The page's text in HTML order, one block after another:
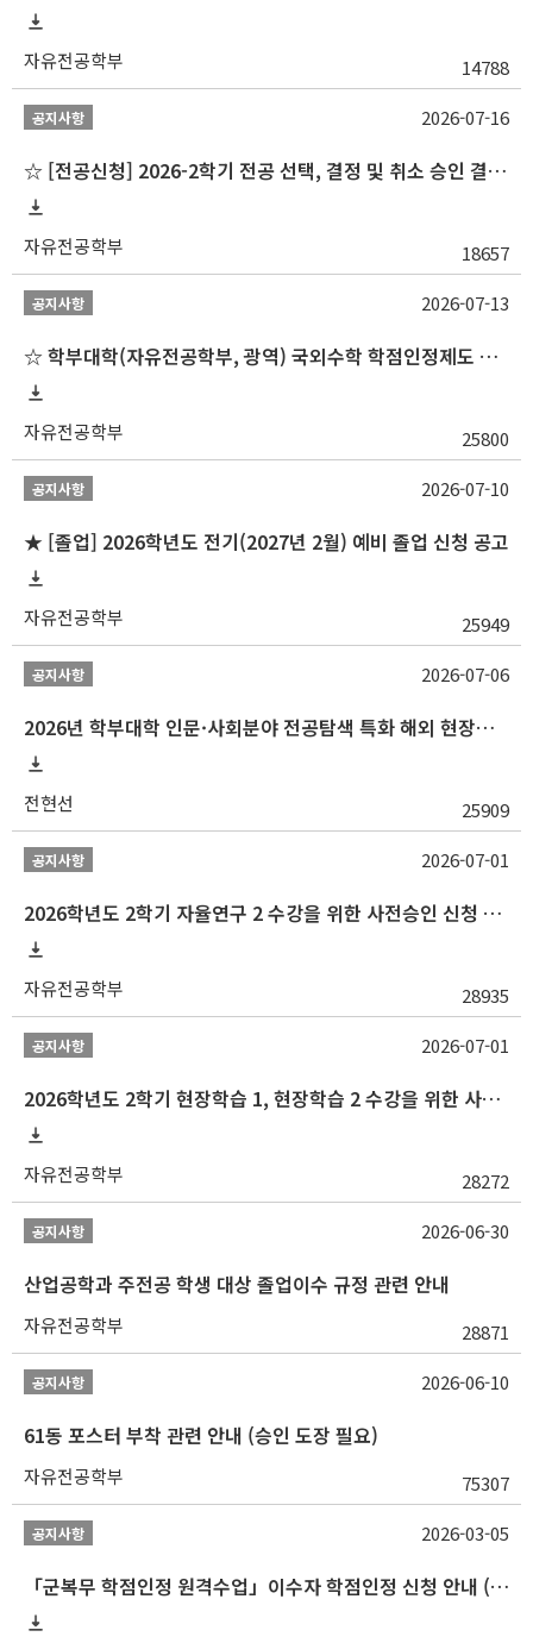
자유전공학부 14788
공지사항
☆ [전공신청] 2026-2학기 전공 선택, 결정 및 취소 승인 결과 알림(심화전공 포함)
자유전공학부 18657
2026-07-16
공지사항
☆ 학부대학(자유전공학부, 광역) 국외수학 학점인정제도 변경 안내(2027-1학기 파견학생부터)
자유전공학부 25800
2026-07-13
공지사항
★ [졸업] 2026학년도 전기(2027년 2월) 예비 졸업 신청 공고
자유전공학부 25949
2026-07-10
공지사항
2026년 학부대학 인문·사회분야 전공탐색 특화 해외 현장학습 프로그램(중국) 모집 안내
전현선 25909
2026-07-06
공지사항
2026학년도 2학기 자율연구 2 수강을 위한 사전승인 신청 안내
자유전공학부 28935
2026-07-01
공지사항
2026학년도 2학기 현장학습 1, 현장학습 2 수강을 위한 사전승인 신청 안내
자유전공학부 28272
2026-07-01
공지사항
산업공학과 주전공 학생 대상 졸업이수 규정 관련 안내
자유전공학부 28871
2026-06-30
공지사항
61동 포스터 부착 관련 안내 (승인 도장 필요)
자유전공학부 75307
2026-06-10
공지사항
「군복무 학점인정 원격수업」이수자 학점인정 신청 안내 (2025-2 이전 군복무 원격수업 수강자 필독)
2026-03-05